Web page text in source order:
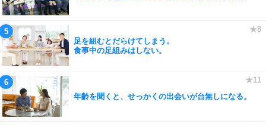
足を組むとだらけてしまう。
食事中の足組みはしない。
年齢を聞くと、せっかくの出会いが台無しになる。